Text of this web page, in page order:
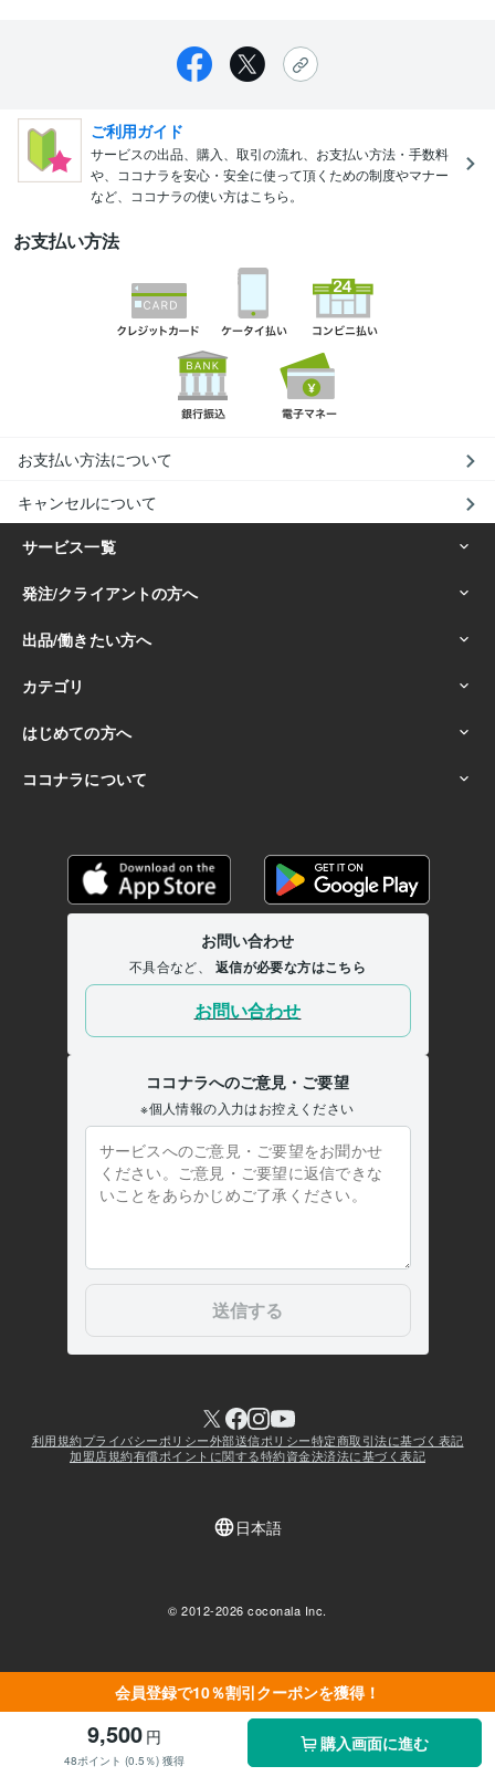
会員登録で10％割引クーポンを獲得！
9,500 円
48ポイント (0.5％) 獲得
購入画面に進む
ご利用ガイド
サービスの出品、購入、取引の流れ、お支払い方法・手数料
や、ココナラを安心・安全に使って頂くための制度やマナー
など、ココナラの使い方はこちら。
お支払い方法
お支払い方法について
キャンセルについて